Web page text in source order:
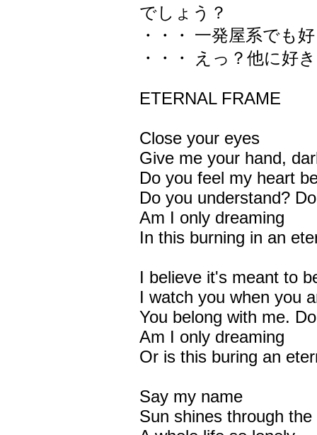
でしょう？
・・・ 一発屋系でも
・・・ えっ？他に好
ETERNAL FRAME
Close your eyes
Give me your hand,
Do you feel my heart
Do you understand?
Am I only dreaming
In this burning in an
I believe it's meant to
I watch you when you
You belong with me.
Am I only dreaming
Or is this buring an
Say my name
Sun shines through the